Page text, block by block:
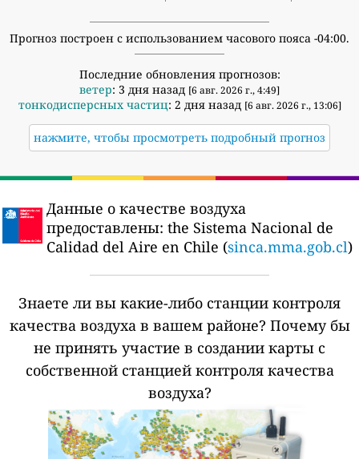
Прогноз построен с использованием часового пояса -04:00.
Последние обновления прогнозов:
ветер: 3 дня назад [6 авг. 2026 г., 4:49]
тонкодисперсных частиц: 2 дня назад [6 авг. 2026 г., 13:06]
нажмите, чтобы просмотреть подробный прогноз
Данные о качестве воздуха
предоставлены: the Sistema Nacional de
Calidad del Aire en Chile (sinca.mma.gob.cl)
Знаете ли вы какие-либо станции контроля
качества воздуха в вашем районе? Почему бы
не принять участие в создании карты с
собственной станцией контроля качества
воздуха?